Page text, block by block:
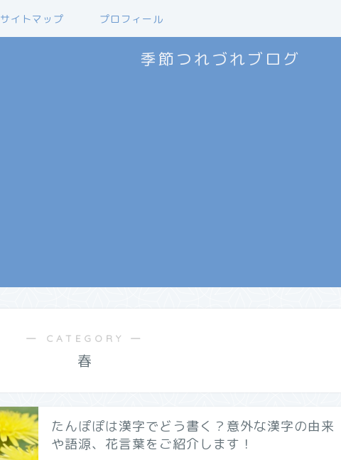
サイトマップ プロフィール
季節つれづれブログ
― CATEGORY ―
春
たんぽぽは漢字でどう書く？意外な漢字の由来
や語源、花言葉をご紹介します！